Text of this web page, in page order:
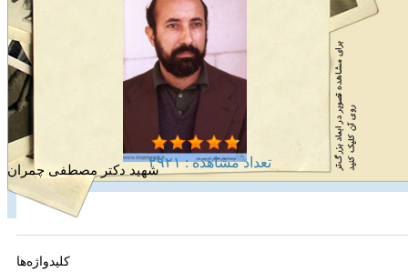
شهید دکتر مصطفی چمران تعداد مشاهده :‌ ۲۹۲۱
کلیدواژه‌ها